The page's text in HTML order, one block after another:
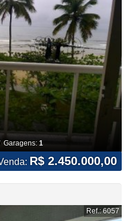
1
R$ 2.450.000,00
Ref.: 6057